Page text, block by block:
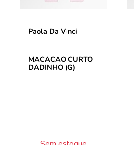
Paola Da Vinci
MACACAO CURTO
DADINHO (G)